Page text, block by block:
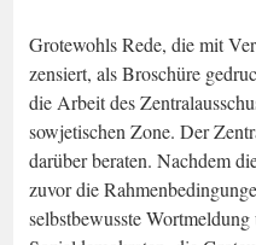
Grotewohls Rede, die mit
zensiert, als Broschüre
die Arbeit des
sowjetischen Zone. Der
darüber beraten. Nachdem
zuvor die
selbstbewusste